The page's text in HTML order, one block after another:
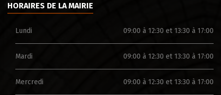
HORAIRES DE LA MAIRIE
Lundi 09:00 à 12:30 et 13:30 à 17:00
Mardi 09:00 à 12:30 et 13:30 à 17:00
Mercredi 09:00 à 12:30 et 13:30 à 17:00